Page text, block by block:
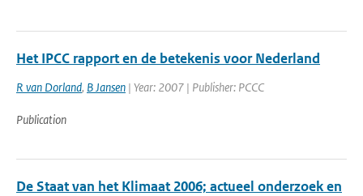
Het IPCC rapport en de betekenis voor Nederland
R van Dorland, B Jansen | Year: 2007 | Publisher: PCCC
Publication
De Staat van het Klimaat 2006; actueel onderzoek en